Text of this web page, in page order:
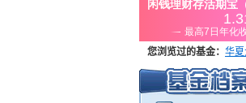
您浏览过的基金： 华
添富优势 华安宏利 上